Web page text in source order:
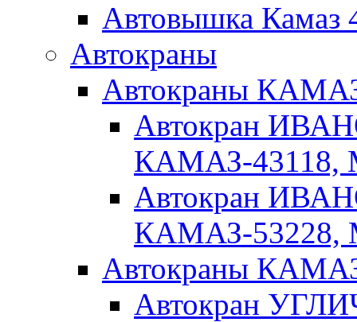
Автовышка Камаз
Автокраны
Автокраны
Автокран
КАМАЗ-43118,
Автокран
КАМАЗ-53228,
Автокраны
Автокран